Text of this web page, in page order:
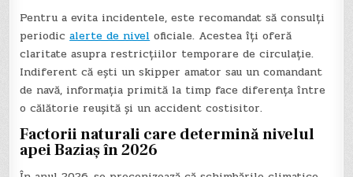
Pentru a evita incidentele, este recomandat să consulți
periodicalerte de nivel oficiale. Acestea îți oferă
claritate asupra restricțiilor temporare de circulație.
Indiferent că ești un skipper amator sau un comandant
de navă, informația primită la timp face diferența între
o călătorie reușită și un accident costisitor.
Factorii naturali care determină nivelul
apei Baziaș în 2026